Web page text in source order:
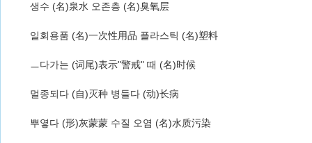
생수 (名)泉水 오존층 (名)臭氧层
일회용품 (名)一次性用品 플라스틱 (名)塑料
ㅡ다가는 (词尾)表示"警戒" 때 (名)时候
멀종되다 (自)灭种 병들다 (动)长病
뿌옇다 (形)灰蒙蒙 수질 오염 (名)水质污染